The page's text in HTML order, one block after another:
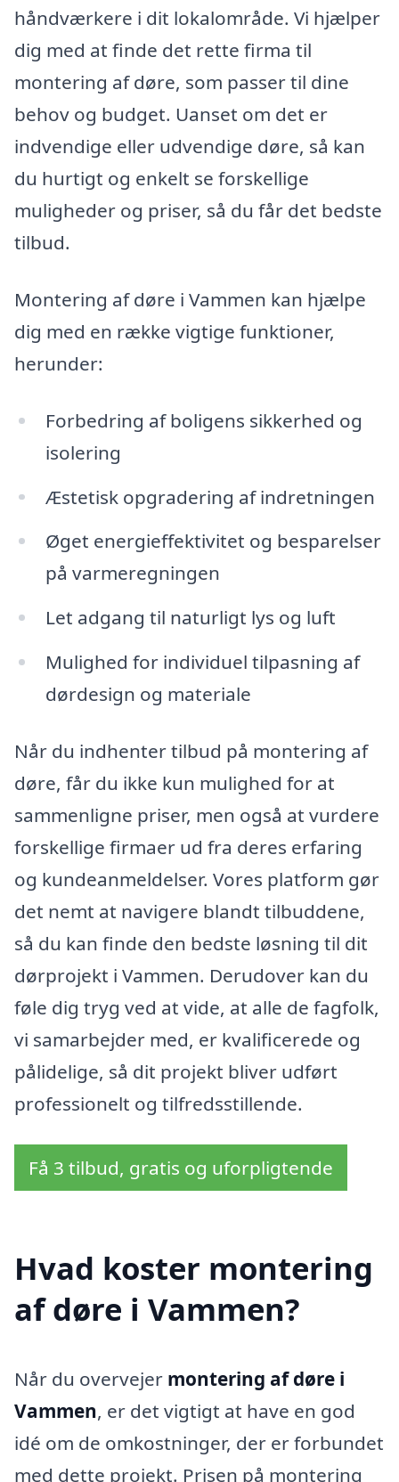
håndværkere i dit lokalområde. Vi hjælper
dig med at finde det rette firma til
montering af døre, som passer til dine
behov og budget. Uanset om det er
indvendige eller udvendige døre, så kan
du hurtigt og enkelt se forskellige
muligheder og priser, så du får det bedste
tilbud.
Montering af døre i Vammen kan hjælpe
dig med en række vigtige funktioner,
herunder:
Forbedring af boligens sikkerhed og
isolering
Æstetisk opgradering af indretningen
Øget energieffektivitet og besparelser
på varmeregningen
Let adgang til naturligt lys og luft
Mulighed for individuel tilpasning af
dørdesign og materiale
Når du indhenter tilbud på montering af
døre, får du ikke kun mulighed for at
sammenligne priser, men også at vurdere
forskellige firmaer ud fra deres erfaring
og kundeanmeldelser. Vores platform gør
det nemt at navigere blandt tilbuddene,
så du kan finde den bedste løsning til dit
dørprojekt i Vammen. Derudover kan du
føle dig tryg ved at vide, at alle de fagfolk,
vi samarbejder med, er kvalificerede og
pålidelige, så dit projekt bliver udført
professionelt og tilfredsstillende.
Få 3 tilbud, gratis og uforpligtende
Hvad koster montering
af døre i Vammen?
Når du overvejer montering af døre i
Vammen, er det vigtigt at have en god
idé om de omkostninger, der er forbundet
med dette projekt. Prisen på montering